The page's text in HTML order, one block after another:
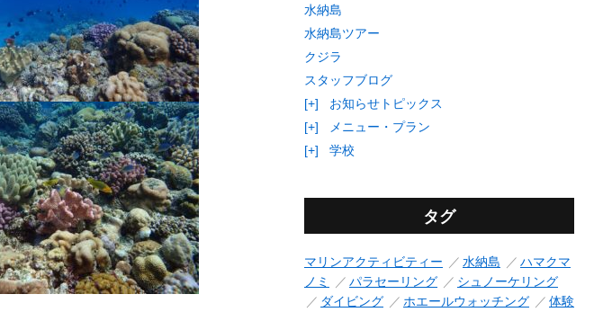
水納島
水納島ツアー
クジラ
スタッフブログ
[+]
お知らせトピックス
[+]
メニュー・プラン
[+]
学校
タグ
マリンアクティビティー 水納島
ハマクマ
ノミ
パラセーリング
シュノーケリング
ダイビング
ホエールウォッチング
体験